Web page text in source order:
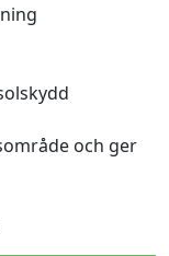
och ger